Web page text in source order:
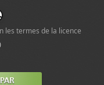
les termes de la licence